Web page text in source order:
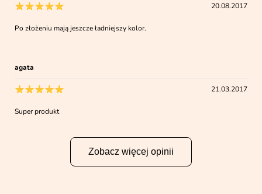
20.08.2017
Po złożeniu mają jeszcze ładniejszy kolor.
agata
21.03.2017
Super produkt
Zobacz więcej opinii